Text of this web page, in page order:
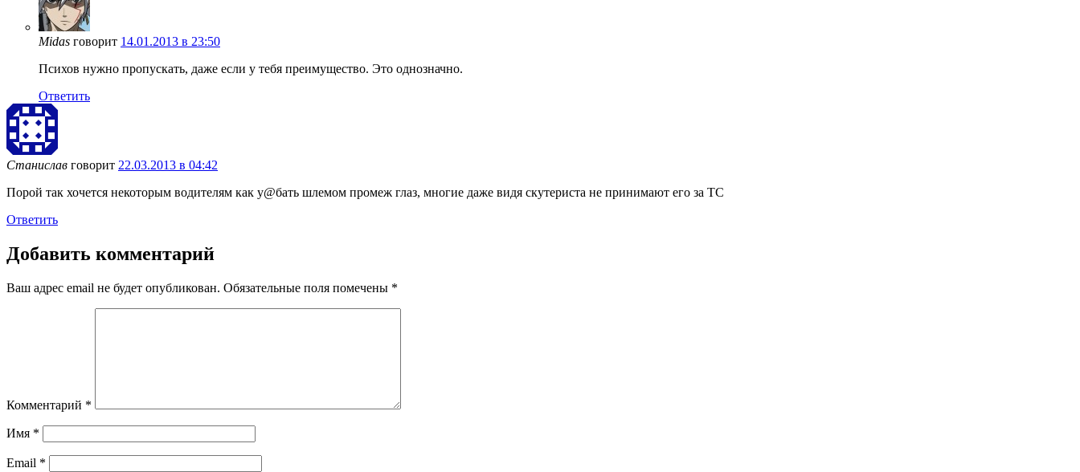
Midas говорит 14.01.2013 в 23:50
Психов нужно пропускать, даже если у тебя преимущество. Это однозначно.
Ответить
Станислав говорит 22.03.2013 в 04:42
Порой так хочется некоторым водителям как у@бать шлемом промеж глаз, многие даже видя скутериста не принимают его за ТС
Ответить
Добавить комментарий
Ваш адрес email не будет опубликован. Обязательные поля помечены *
Комментарий *
Имя *
Email *